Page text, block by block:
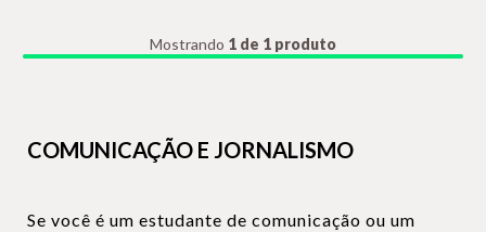
Mostrando 1 de 1 produto
COMUNICAÇÃO E JORNALISMO
Se você é um estudante de comunicação ou um